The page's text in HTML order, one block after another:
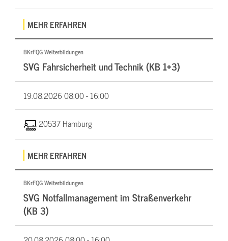
MEHR ERFAHREN
BKrFQG Weiterbildungen
SVG Fahrsicherheit und Technik (KB 1+3)
19.08.202608:00 - 16:00
20537 Hamburg
MEHR ERFAHREN
BKrFQG Weiterbildungen
SVG Notfallmanagement im Straßenverkehr
(KB 3)